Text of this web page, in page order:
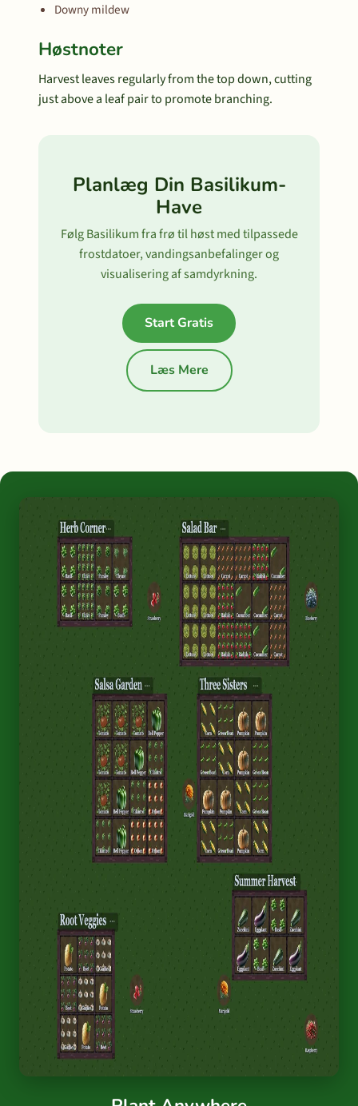
Downy mildew
Høstnoter
Harvest leaves regularly from the top down, cutting
just above a leaf pair to promote branching.
Planlæg Din Basilikum-
Have
Følg Basilikum fra frø til høst med tilpassede
frostdatoer, vandingsanbefalinger og
visualisering af samdyrkning.
Start Gratis
Læs Mere